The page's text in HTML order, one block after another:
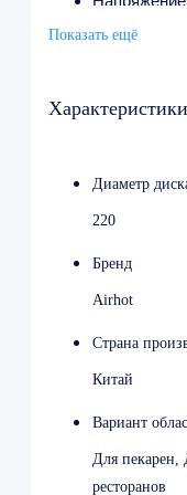
Материал
Глубина 390
Вес (с
Показать ещё
Характеристики
Диаметр
220
Бренд
Airhot
Страна
Китай
Вариант
Для пекарен,
ресторанов